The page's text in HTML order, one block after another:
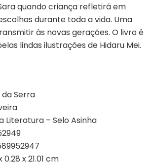
quando criança refletirá em
durante toda a vida. Uma
às novas gerações. O livro é
lindas ilustrações de Hidaru Mei.
Serra
Literatura – Selo Asinha
0.28 x 21.01 cm